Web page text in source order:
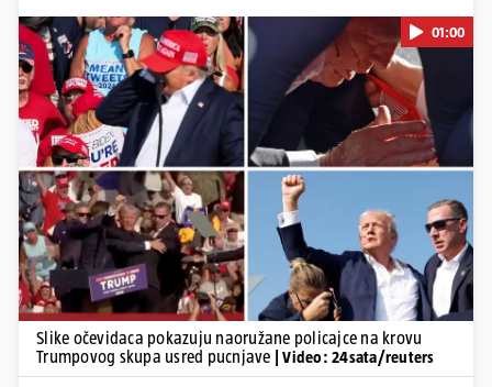
Pokretanje videa...
01:00
Slike očevidaca pokazuju naoružane policajce na krovu
Trumpovog skupa usred pucnjave
| Video: 24sata/reuters